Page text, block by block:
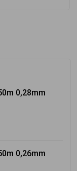
0,28mm
0,26mm